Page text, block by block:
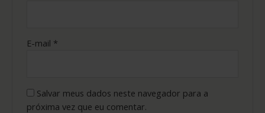
E-mail *
Salvar meus dados neste navegador para a
próxima vez que eu comentar.